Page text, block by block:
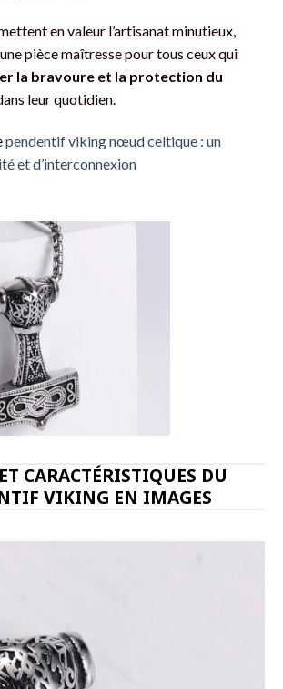
en valeur l’artisanat minutieux,
pièce maîtresse pour tous ceux qui
la bravoure et la protection du
leur quotidien.
pendentif viking nœud celtique : un
et d’interconnexion
CARACTÉRISTIQUES DU
VIKING EN IMAGES